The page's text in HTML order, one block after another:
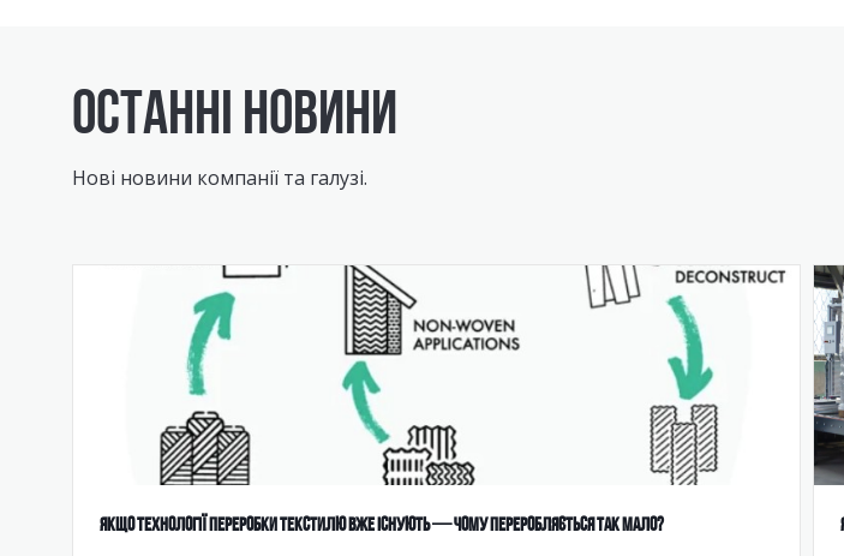
ОСТАННІ НОВИНИ
Нові новини компанії та галузі.
ЯКЩО ТЕХНОЛОГІЇ ПЕРЕРОБКИ ТЕКСТИЛЮ ВЖЕ ІСНУЮТЬ — ЧОМУ ПЕРЕРОБЛЯЄТЬСЯ ТАК МАЛО?